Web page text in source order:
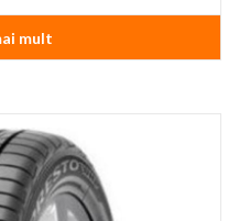
mult